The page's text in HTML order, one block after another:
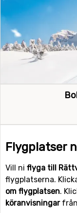
Flygplatser
Vill ni flyga till
flygplatserna.
om flygplatsen.
köranvisningarfrån